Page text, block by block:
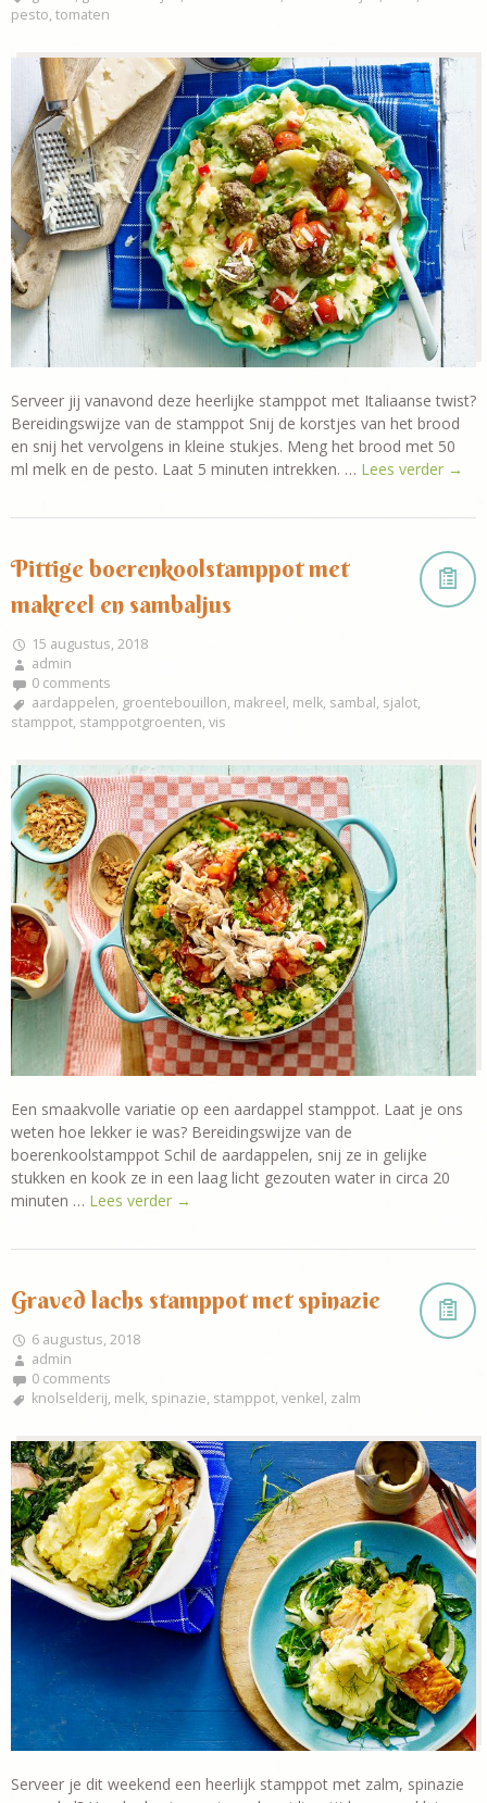
pesto, tomaten
Serveer jij vanavond deze heerlijke stamppot met Italiaanse twist?
Bereidingswijze van de stamppot Snij de korstjes van het brood
en snij het vervolgens in kleine stukjes. Meng het brood met 50
ml melk en de pesto. Laat 5 minuten intrekken. … Lees verder →
Pittige boerenkoolstamppot met
makreel en sambaljus
15 augustus, 2018
admin
0 comments
aardappelen, groentebouillon, makreel, melk, sambal, sjalot,
stamppot, stamppotgroenten, vis
Een smaakvolle variatie op een aardappel stamppot. Laat je ons
weten hoe lekker ie was? Bereidingswijze van de
boerenkoolstamppot Schil de aardappelen, snij ze in gelijke
stukken en kook ze in een laag licht gezouten water in circa 20
minuten … Lees verder →
Graved lachs stamppot met spinazie
6 augustus, 2018
admin
0 comments
knolselderij, melk, spinazie, stamppot, venkel, zalm
Serveer je dit weekend een heerlijk stamppot met zalm, spinazie